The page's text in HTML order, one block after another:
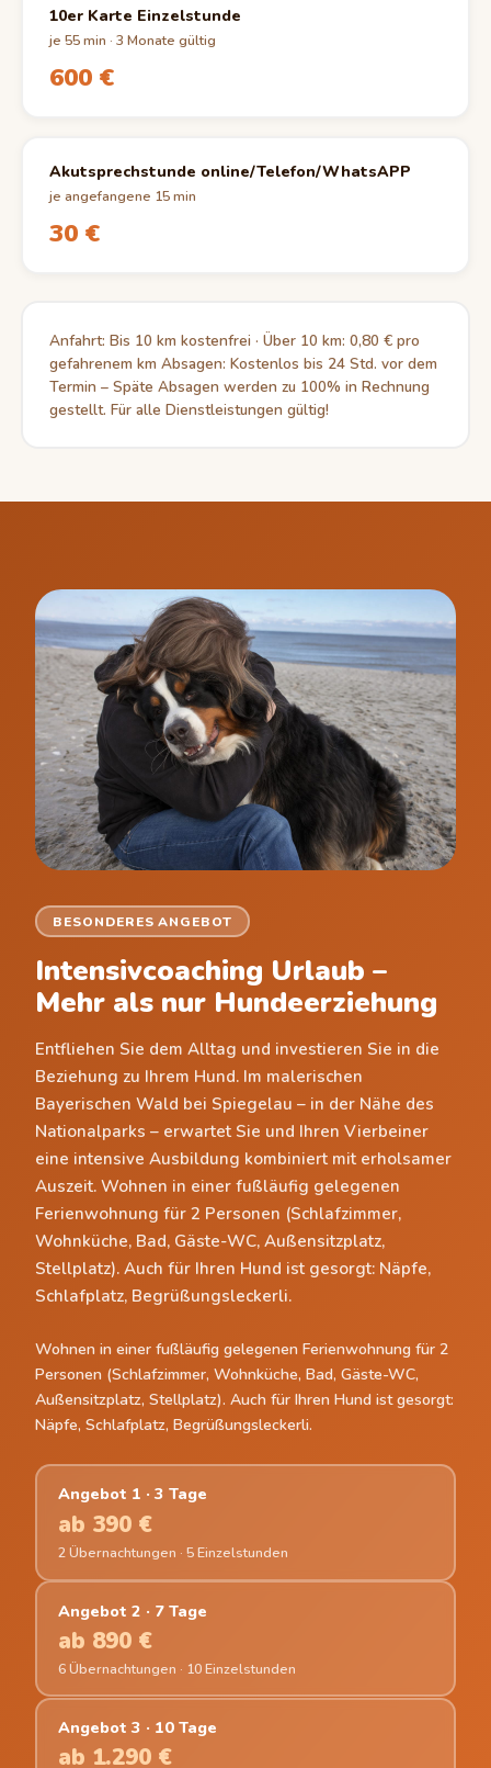
10er Karte Einzelstunde
je 55 min · 3 Monate gültig
600 €
Akutsprechstunde online/Telefon/WhatsAPP
je angefangene 15 min
30 €
Anfahrt: Bis 10 km kostenfrei · Über 10 km: 0,80 € pro
gefahrenem km Absagen: Kostenlos bis 24 Std. vor dem
Termin – Späte Absagen werden zu 100% in Rechnung
gestellt. Für alle Dienstleistungen gültig!
BESONDERES ANGEBOT
Intensivcoaching Urlaub –
Mehr als nur Hundeerziehung
Entfliehen Sie dem Alltag und investieren Sie in die
Beziehung zu Ihrem Hund. Im malerischen
Bayerischen Wald bei Spiegelau – in der Nähe des
Nationalparks – erwartet Sie und Ihren Vierbeiner
eine intensive Ausbildung kombiniert mit erholsamer
Auszeit. Wohnen in einer fußläufig gelegenen
Ferienwohnung für 2 Personen (Schlafzimmer,
Wohnküche, Bad, Gäste-WC, Außensitzplatz,
Stellplatz). Auch für Ihren Hund ist gesorgt: Näpfe,
Schlafplatz, Begrüßungsleckerli.
Wohnen in einer fußläufig gelegenen Ferienwohnung für 2
Personen (Schlafzimmer, Wohnküche, Bad, Gäste-WC,
Außensitzplatz, Stellplatz). Auch für Ihren Hund ist gesorgt:
Näpfe, Schlafplatz, Begrüßungsleckerli.
Angebot 1 · 3 Tage
ab 390 €
2 Übernachtungen · 5 Einzelstunden
Angebot 2 · 7 Tage
ab 890 €
6 Übernachtungen · 10 Einzelstunden
Angebot 3 · 10 Tage
ab 1.290 €